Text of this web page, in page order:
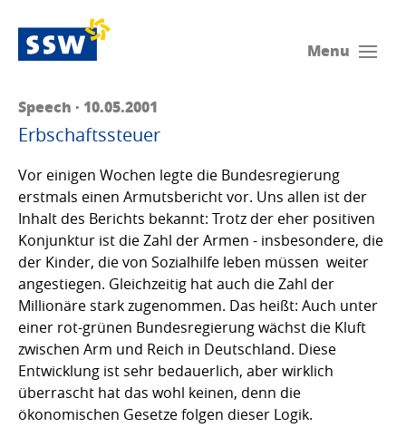
Menu
Speech · 10.05.2001
Erbschaftssteuer
Vor einigen Wochen legte die Bundesregierung
erstmals einen Armutsbericht vor. Uns allen ist der
Inhalt des Berichts bekannt: Trotz der eher positiven
Konjunktur ist die Zahl der Armen - insbesondere, die
der Kinder, die von Sozialhilfe leben müssen  weiter
angestiegen. Gleichzeitig hat auch die Zahl der
Millionäre stark zugenommen. Das heißt: Auch unter
einer rot-grünen Bundesregierung wächst die Kluft
zwischen Arm und Reich in Deutschland. Diese
Entwicklung ist sehr bedauerlich, aber wirklich
überrascht hat das wohl keinen, denn die
ökonomischen Gesetze folgen dieser Logik.